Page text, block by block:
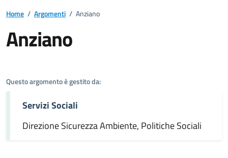
Home / Argomenti / Anziano
Anziano
Questo argomento è gestito da:
Servizi Sociali
Direzione Sicurezza Ambiente, Politiche Sociali